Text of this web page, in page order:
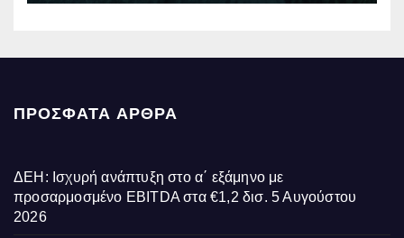
ΠΡΌΣΦΑΤΑ ΆΡΘΡΑ
ΔΕΗ: Ισχυρή ανάπτυξη στο α΄ εξάμηνο με
προσαρμοσμένο EBITDA στα €1,2 δισ. 5 Αυγούστου
2026